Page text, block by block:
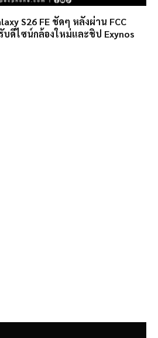
S26 FE ชัดๆ หลังผ่าน FCC
บดีไซน์กล้องใหม่และชิป Exynos